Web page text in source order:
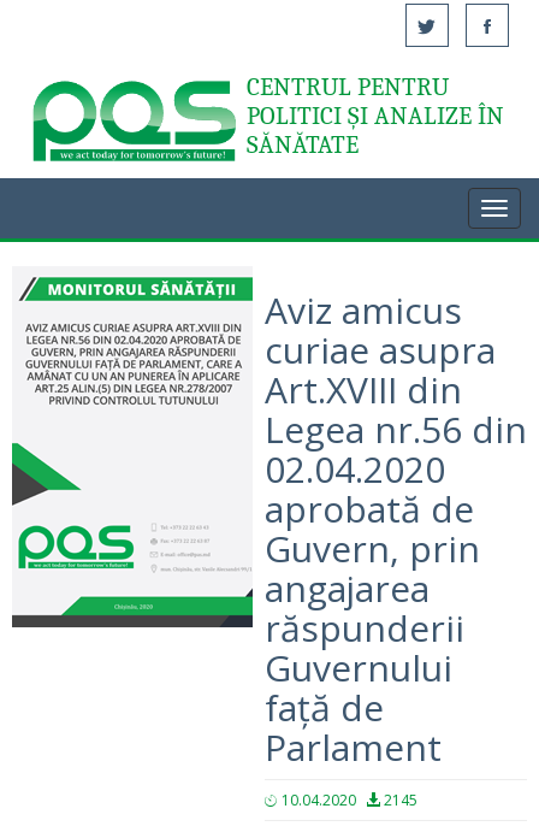
Acasă
CENTRUL PENTRU
POLITICI ȘI ANALIZE ÎN
SĂNĂTATE
Aviz amicus
curiae asupra
Art.XVIII din
Legea nr.56 din
02.04.2020
aprobată de
Guvern, prin
angajarea
răspunderii
Guvernului
față de
Parlament
10.04.2020 2145